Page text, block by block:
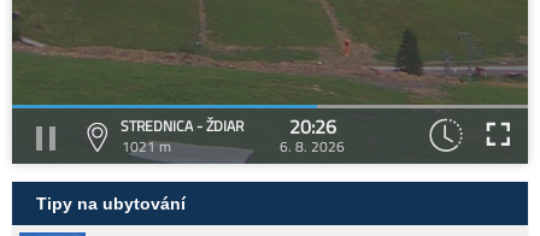
STREDNICA - ŽDIAR
1021 m
20:26
6. 8. 2026
Tipy na ubytování